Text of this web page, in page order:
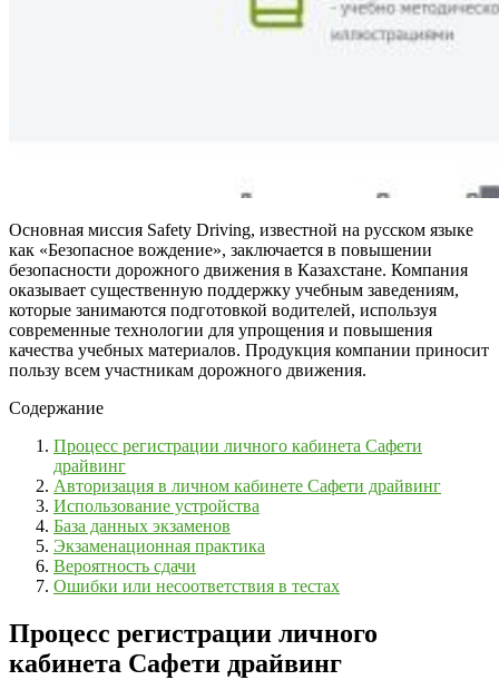
Основная миссия Safety Driving, известной на русском языке
как «Безопасное вождение», заключается в повышении
безопасности дорожного движения в Казахстане. Компания
оказывает существенную поддержку учебным заведениям,
которые занимаются подготовкой водителей, используя
современные технологии для упрощения и повышения
качества учебных материалов. Продукция компании приносит
пользу всем участникам дорожного движения.
Содержание
Процесс регистрации личного кабинета Сафети
драйвинг
Авторизация в личном кабинете Сафети драйвинг
Использование устройства
База данных экзаменов
Экзаменационная практика
Вероятность сдачи
Ошибки или несоответствия в тестах
Процесс регистрации личного
кабинета Сафети драйвинг